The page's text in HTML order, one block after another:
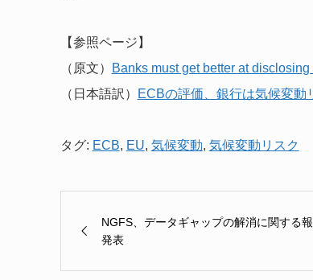
【参照ページ】
（原文）
Banks must get better at
（日本語訳）
ECBの評価、銀行は気候変動
タグ: ECB, EU, 気候変動, 気候変動リスク
NGFS、データギャップの解消に関する
発表